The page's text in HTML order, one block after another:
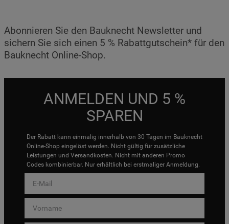
Abonnieren Sie den Bauknecht Newsletter und
sichern Sie sich einen 5 % Rabattgutschein* für den
Bauknecht Online-Shop.
ANMELDEN UND 5 %
SPAREN
Der Rabatt kann einmalig innerhalb von 30 Tagen im Bauknecht
Online-Shop eingelöst werden. Nicht gültig für zusätzliche
Leistungen und Versandkosten. Nicht mit anderen Promo
Codes kombinierbar. Nur erhältlich bei erstmaliger Anmeldung.